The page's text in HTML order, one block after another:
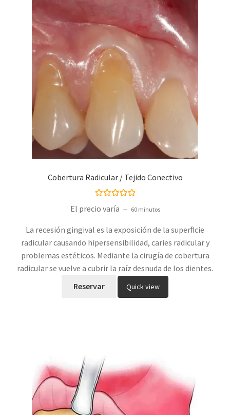
Cobertura Radicular / Tejido Conectivo
El precio varía 60 minutos
La recesión gingival es la exposición de la superﬁcie
radicular causando hipersensibilidad, caries radicular y
problemas estéticos. Mediante la cirugía de cobertura
radicular se vuelve a cubrir la raíz desnuda de los dientes.
Reservar
Quick view